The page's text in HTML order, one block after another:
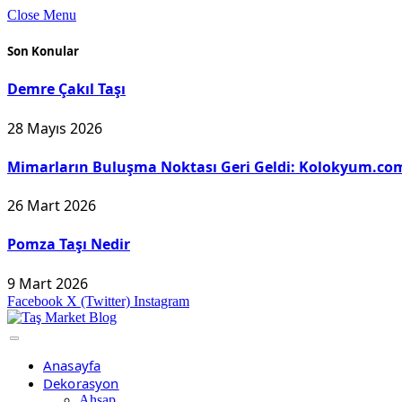
Close Menu
Son Konular
Demre Çakıl Taşı
28 Mayıs 2026
Mimarların Buluşma Noktası Geri Geldi: Kolokyum.com
26 Mart 2026
Pomza Taşı Nedir
9 Mart 2026
Facebook X (Twitter) Instagram
Anasayfa
Dekorasyon